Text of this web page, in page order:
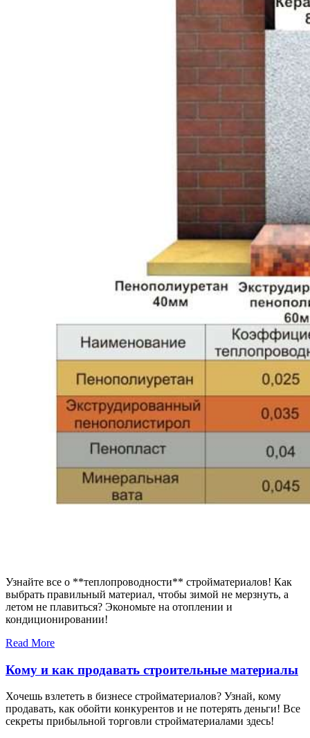
Узнайте все о **теплопроводности** стройматериалов! Как
выбрать правильный материал, чтобы зимой не мерзнуть, а
летом не плавиться? Экономьте на отоплении и
кондиционировании!
Read More
Кому и как продавать строительные материалы
Хочешь взлететь в бизнесе стройматериалов? Узнай, кому
продавать, как обойти конкурентов и не потерять деньги! Все
секреты прибыльной торговли стройматериалами здесь!